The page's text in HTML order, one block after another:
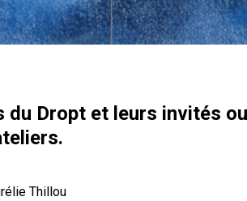
du Dropt et leurs invités
Thillou